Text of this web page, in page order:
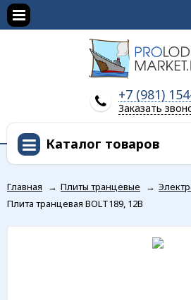
+7 (981)
Заказать
Каталог товаров
Главная → Плиты транцевые →
Плита транцевая BOLT189, 12В